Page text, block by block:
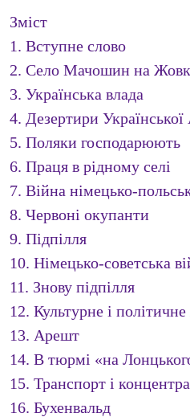
Зміст
1. Вступне слово
2. Село Мачошин на
3. Українська влада
4. Дезертири Української
5. Поляки господарюють
6. Праця в рідному селі
7. Війна німецько-
8. Червоні окупанти
9. Підпілля
10. Німецько-советська
11. Знову підпілля
12. Культурне і
13. Арешт
14. В тюрмі «на
15. Транспорт і
16. Бухенвальд